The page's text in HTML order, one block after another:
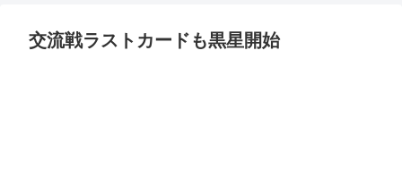
交流戦ラストカードも黒星開始